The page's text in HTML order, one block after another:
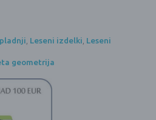
, Leseni izdelki, Leseni
geometrija